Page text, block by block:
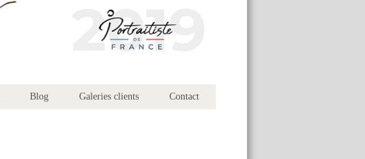
Blog Galeries clients Contact